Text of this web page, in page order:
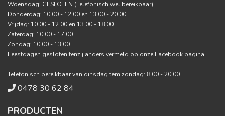
Woensdag: GESLOTEN (Telefonisch wel bereikbaar)
Donderdag: 10.00 - 12.00 en 13.00 - 20.00
Vrijdag: 10.00 - 12.00 en 13.00 - 18.00
Zaterdag: 10.00 - 17.00
Zondag: 10.00 - 13.00
Feestdagen gesloten tenzij anders vermeld op onze Facebook pagina.
Telefonisch bereikbaar van dinsdag tem zondag: 8.00 - 20.00
0478 30 62 84
PRODUCTEN